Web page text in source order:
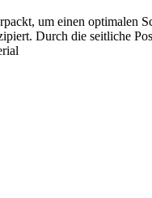
um einen optimalen
Durch die seitliche